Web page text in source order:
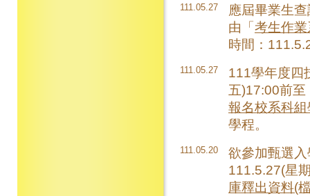
111.05.27
應屆畢業生
由「考生作
時間：
111.05.27
111學年度四
五)17:00前
報名校系科
學程。
111.05.20
欲參加甄選
111.5.27(星
庫釋出資料(